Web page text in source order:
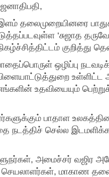
தலைமுறையினரை
‘சுஜாத
குறித்து
ஒழிப்பு
உதவியையும்
பாதாள
நடத்திச் செல்ல இடமளிக்க
அமைச்சர் வஜிர
செயலாளர்கள், மாகாண